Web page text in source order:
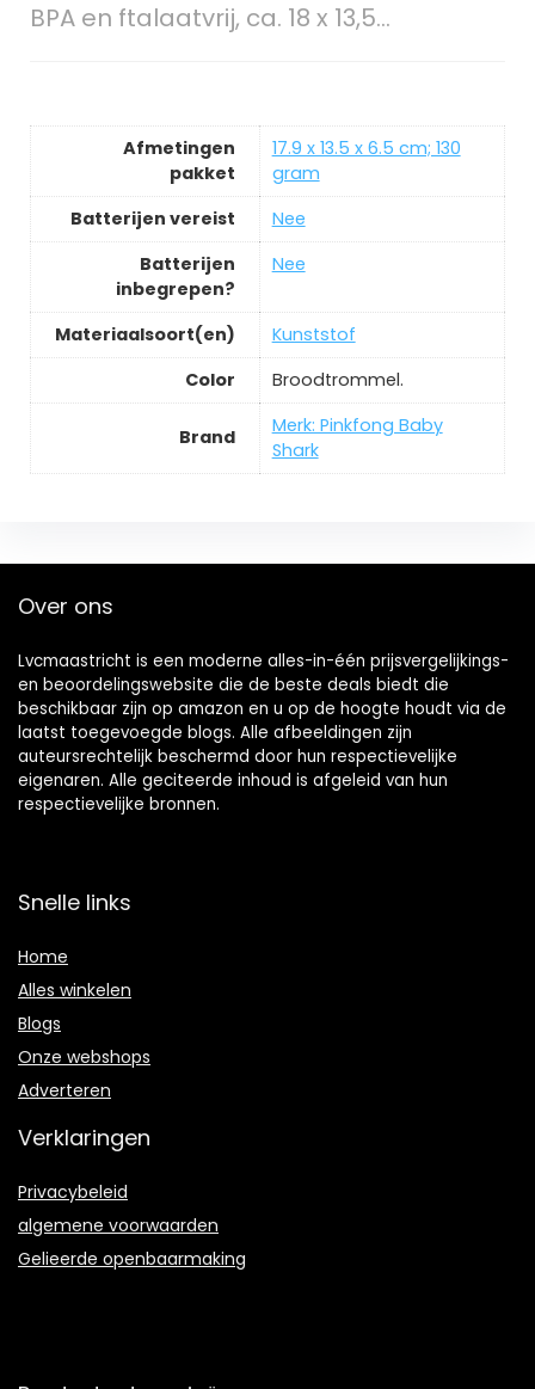
BPA en ftalaatvrij, ca. 18 x 13,5…
Afmetingen
pakket
‎17.9 x 13.5 x 6.5 cm; 130
gram
Batterijen vereist
‎Nee
Batterijen
inbegrepen?
‎Nee
Materiaalsoort(en)
‎Kunststof
Color
‎Broodtrommel.
Brand
Merk: Pinkfong Baby
Shark
Over ons
Lvcmaastricht is een moderne alles-in-één prijsvergelijkings-
en beoordelingswebsite die de beste deals biedt die
beschikbaar zijn op amazon en u op de hoogte houdt via de
laatst toegevoegde blogs. Alle afbeeldingen zijn
auteursrechtelijk beschermd door hun respectievelijke
eigenaren. Alle geciteerde inhoud is afgeleid van hun
respectievelijke bronnen.
Snelle links
Home
Alles winkelen
Blogs
Onze webshops
Adverteren
Verklaringen
Privacybeleid
algemene voorwaarden
Gelieerde openbaarmaking